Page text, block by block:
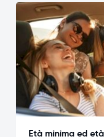
Età minima ed